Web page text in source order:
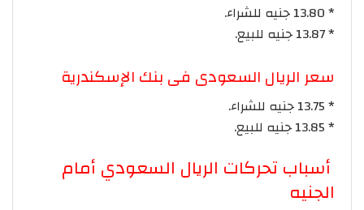
* 13.80 جنيه للشراء.
* 13.87 جنيه للبيع.
سعر الريال السعودى فى بنك الإسكندرية
* 13.75 جنيه للشراء.
* 13.85 جنيه للبيع.
أسباب تحركات الريال السعودي أمام
الجنيه